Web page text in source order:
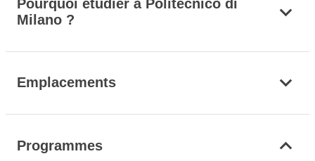
Pourquoi étudier à Politecnico di
Milano ?
Emplacements
Programmes